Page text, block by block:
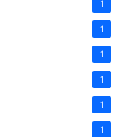
1
1
1
1
1
1